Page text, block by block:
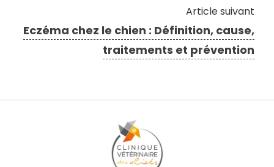
Article suivant
Eczéma chez le chien : Définition, cause,
traitements et prévention